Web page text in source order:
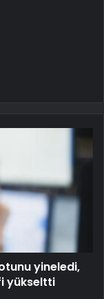
yineledi,
yükseltti